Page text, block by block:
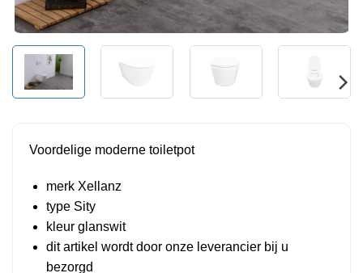
Voordelige moderne toiletpot
merk Xellanz
type Sity
kleur glanswit
dit artikel wordt door onze leverancier bij u
bezorgd